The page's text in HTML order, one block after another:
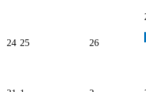
24 25 26